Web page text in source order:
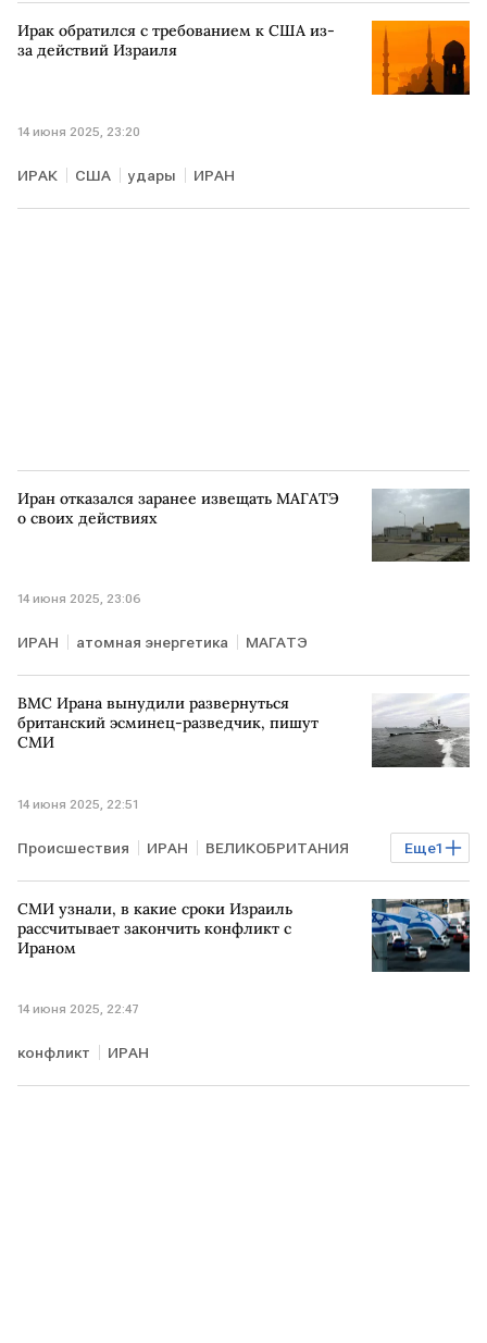
Ирак обратился с требованием к США из-
за действий Израиля
14 июня 2025, 23:20
ИРАК США удары ИРАН
Иран отказался заранее извещать МАГАТЭ
о своих действиях
14 июня 2025, 23:06
ИРАН атомная энергетика МАГАТЭ
ВМС Ирана вынудили развернуться
британский эсминец-разведчик, пишут
СМИ
14 июня 2025, 22:51
Еще1
Происшествия ИРАН ВЕЛИКОБРИТАНИЯ
Эсминец
СМИ узнали, в какие сроки Израиль
рассчитывает закончить конфликт с
Ираном
14 июня 2025, 22:47
конфликт ИРАН